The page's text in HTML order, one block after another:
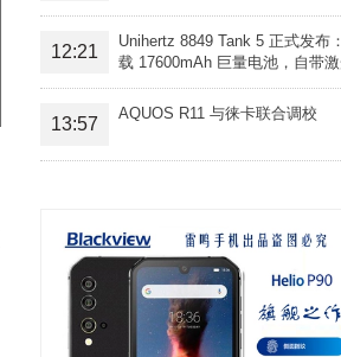
12:21
Unihertz 8849 Tank 5 正式发布
载 17600mAh 巨量电池，自带
投影旗舰三防手机
13:57
AQUOS R11 与徕卡联合调校